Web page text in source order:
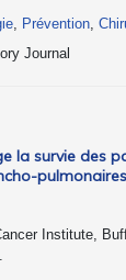
, Prévention,
Journal
la survie des
Institute,